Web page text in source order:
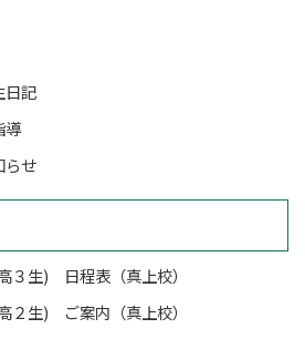
日記
導
らせ
生) 日程表（真上校）
生) ご案内（真上校）